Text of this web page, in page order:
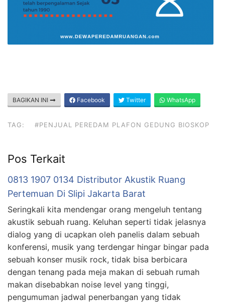
BAGIKAN INI Facebook Twitter WhatsApp
TAG: #PENJUAL PEREDAM PLAFON GEDUNG BIOSKOP
Pos Terkait
0813 1907 0134 Distributor Akustik Ruang
Pertemuan Di Slipi Jakarta Barat
Seringkali kita mendengar orang mengeluh tentang
akustik sebuah ruang. Keluhan seperti tidak jelasnya
dialog yang di ucapkan oleh panelis dalam sebuah
konferensi, musik yang terdengar hingar bingar pada
sebuah konser musik rock, tidak bisa berbicara
dengan tenang pada meja makan di sebuah rumah
makan disebabkan noise level yang tinggi,
pengumuman jadwal penerbangan yang tidak